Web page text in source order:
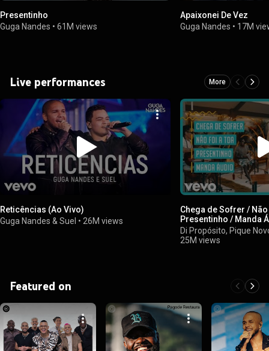
Presentinho
Guga Nandes • 61M views
Apaixonei De Vez
Guga Nandes • 17M
Live performances More
Reticências (Ao Vivo)
Guga Nandes & Suel • 26M views
Chega de Sofrer /
Presentinho / Manda
Di Propósito, Pique
25M views
Featured on